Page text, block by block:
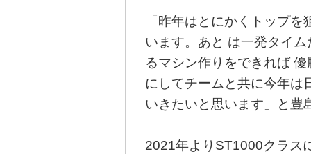
「昨年はとにかくトップ
います。あと は一発タイ
るマシン作りをできれば
にしてチームと共に今年は
いきたいと思います」と豊
2021年よりST1000クラス